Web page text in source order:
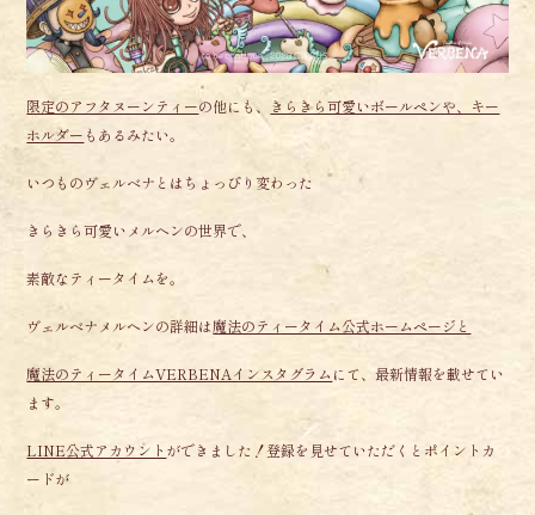
限定のアフタヌーンティーの他にも、 きらきら可愛いボールペンや、キー
ホルダー もあるみたい。
いつものヴェルベナとはちょっぴり変わった
きらきら可愛いメルヘンの世界で、
素敵なティータイムを。
ヴェルベナメルヘンの詳細は魔法のティータイム公式ホームページと
魔法のティータイムVERBENAインスタグラム にて、最新情報を載せてい
ます。
LINE公式アカウント ができました！登録を見せていただくとポイントカ
ードが